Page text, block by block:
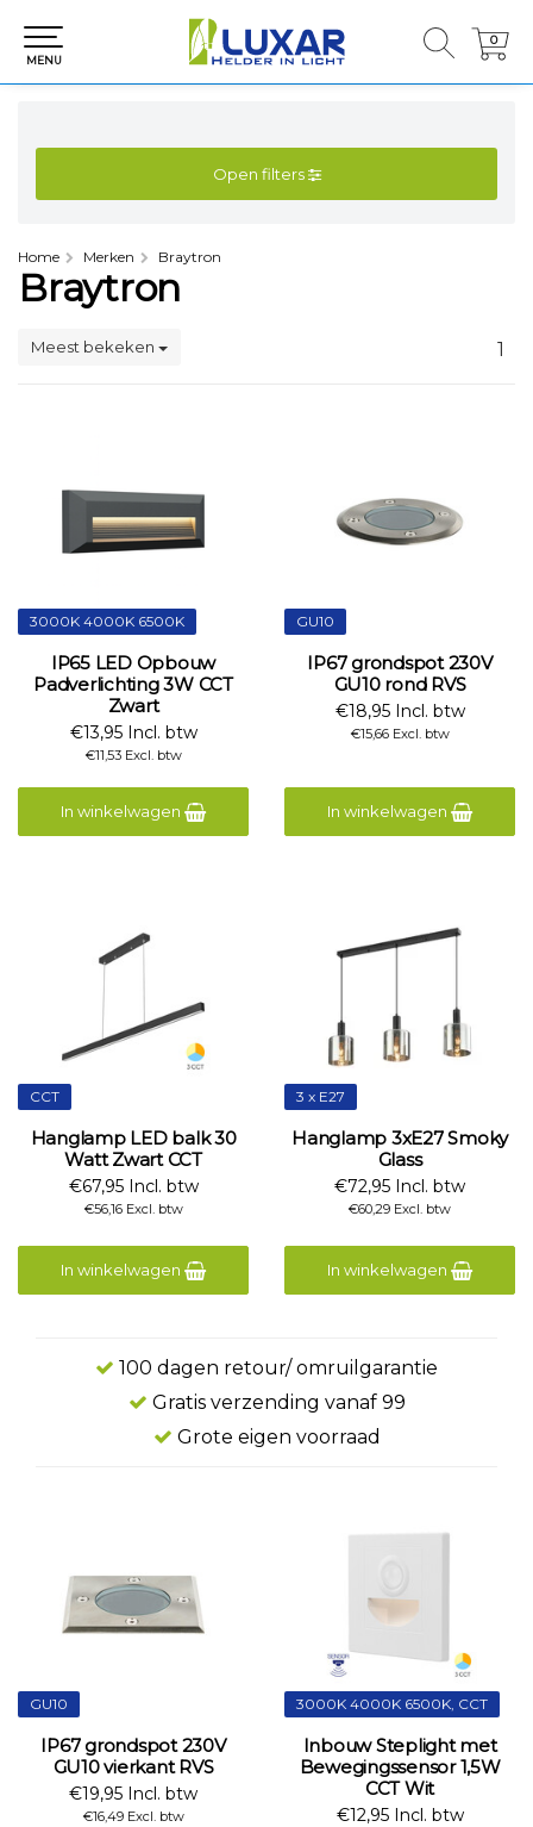
0
0
MENU
Open filters
Home Merken Braytron
Braytron
Meest bekeken 1
3000K 4000K 6500K
IP65 LED Opbouw
Padverlichting 3W CCT
Zwart
€13,95 Incl. btw
€11,53 Excl. btw
In winkelwagen
GU10
IP67 grondspot 230V
GU10 rond RVS
€18,95 Incl. btw
€15,66 Excl. btw
In winkelwagen
CCT
Hanglamp LED balk 30
Watt Zwart CCT
€67,95 Incl. btw
€56,16 Excl. btw
In winkelwagen
3 x E27
Hanglamp 3xE27 Smoky
Glass
€72,95 Incl. btw
€60,29 Excl. btw
In winkelwagen
100 dagen retour/ omruilgarantie
Gratis verzending vanaf 99
Grote eigen voorraad
GU10
IP67 grondspot 230V
GU10 vierkant RVS
€19,95 Incl. btw
€16,49 Excl. btw
3000K 4000K 6500K, CCT
Inbouw Steplight met
Bewegingssensor 1,5W
CCT Wit
€12,95 Incl. btw